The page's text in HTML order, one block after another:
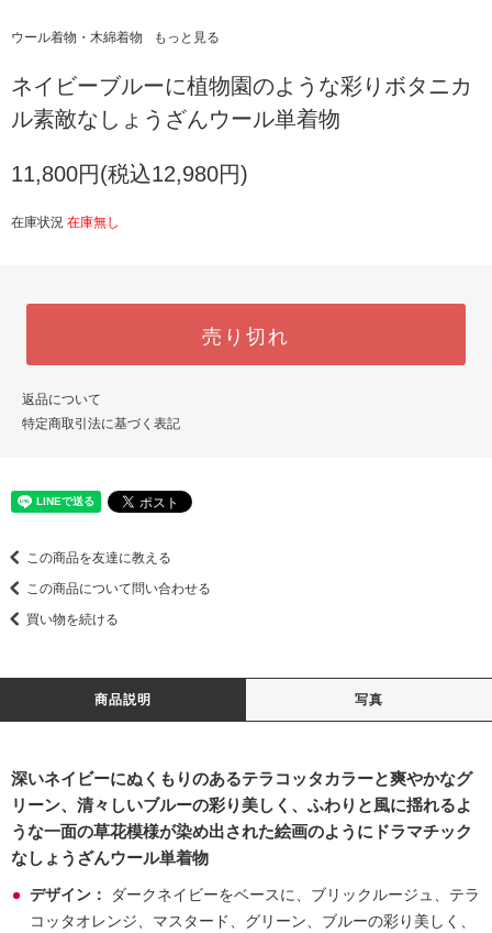
ウール着物・木綿着物 もっと見る
ネイビーブルーに植物園のような彩りボタニカ
ル素敵なしょうざんウール単着物
11,800円(税込12,980円)
在庫状況 在庫無し
売り切れ
返品について
特定商取引法に基づく表記
この商品を友達に教える
この商品について問い合わせる
買い物を続ける
商品説明 写真
深いネイビーにぬくもりのあるテラコッタカラーと爽やかなグ
リーン、清々しいブルーの彩り美しく、ふわりと風に揺れるよ
うな一面の草花模様が染め出された絵画のようにドラマチック
なしょうざんウール単着物
デザイン：
ダークネイビーをベースに、ブリックルージュ、テラ
コッタオレンジ、マスタード、グリーン、ブルーの彩り美しく、